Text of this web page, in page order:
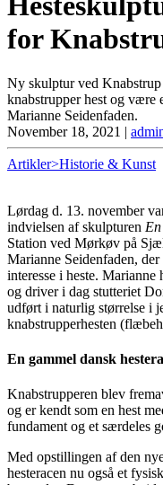
for
Ny skulptur ved Knabstrup
knabstrupper hest og være
Marianne Seidenfaden.
November 18, 2021 |
Artikler>Historie & Kunst
Lørdag d. 13. november
indvielsen af skulpturen
Station ved Mørkøv på
Marianne Seidenfaden,
interesse i heste.
og driver i dag stutteriet
udført i naturlig størrelse i
knabstrupperhesten
En gammel dansk
Knabstrupperen blev
og er kendt som en hest
fundament og et særdeles
Med opstillingen af den
hesteracen nu også et